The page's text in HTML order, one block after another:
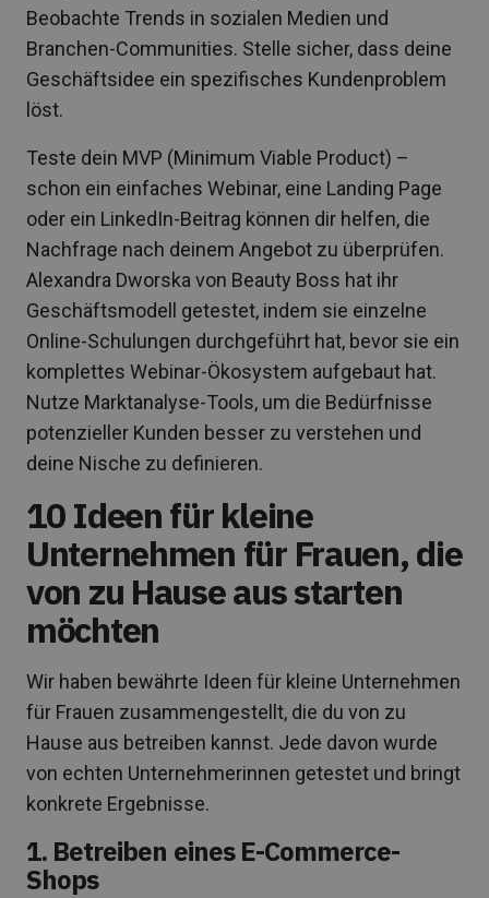
Beobachte Trends in sozialen Medien und
Branchen-Communities. Stelle sicher, dass deine
Geschäftsidee ein spezifisches Kundenproblem
löst.
Teste dein MVP (Minimum Viable Product) –
schon ein einfaches Webinar, eine Landing Page
oder ein LinkedIn-Beitrag können dir helfen, die
Nachfrage nach deinem Angebot zu überprüfen.
Alexandra Dworska von Beauty Boss hat ihr
Geschäftsmodell getestet, indem sie einzelne
Online-Schulungen durchgeführt hat, bevor sie ein
komplettes Webinar-Ökosystem aufgebaut hat.
Nutze Marktanalyse-Tools, um die Bedürfnisse
potenzieller Kunden besser zu verstehen und
deine Nische zu definieren.
10 Ideen für kleine
Unternehmen für Frauen, die
von zu Hause aus starten
möchten
Wir haben bewährte Ideen für kleine Unternehmen
für Frauen zusammengestellt, die du von zu
Hause aus betreiben kannst. Jede davon wurde
von echten Unternehmerinnen getestet und bringt
konkrete Ergebnisse.
1. Betreiben eines E-Commerce-
Shops